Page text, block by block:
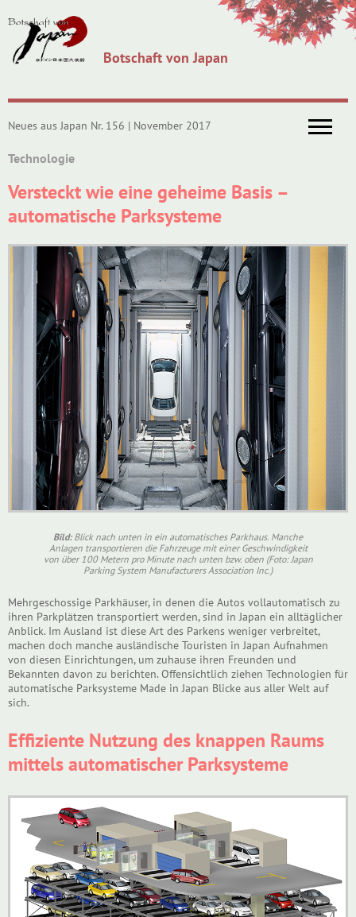
Botschaft von Japan
Neues aus Japan Nr. 156 | November 2017
Technologie
Versteckt wie eine geheime Basis –
automatische Parksysteme
Bild:Blick nach unten in ein automatisches Parkhaus. Manche
Anlagen transportieren die Fahrzeuge mit einer Geschwindigkeit
von über 100 Metern pro Minute nach unten bzw. oben (Foto: Japan
Parking System Manufacturers Association Inc.)
Mehrgeschossige Parkhäuser, in denen die Autos vollautomatisch zu
ihren Parkplätzen transportiert werden, sind in Japan ein alltäglicher
Anblick. Im Ausland ist diese Art des Parkens weniger verbreitet,
machen doch manche ausländische Touristen in Japan Aufnahmen
von diesen Einrichtungen, um zuhause ihren Freunden und
Bekannten davon zu berichten. Offensichtlich ziehen Technologien für
automatische Parksysteme Made in Japan Blicke aus aller Welt auf
sich.
Effiziente Nutzung des knappen Raums
mittels automatischer Parksysteme